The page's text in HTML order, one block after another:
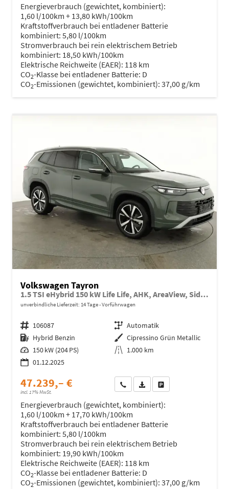
Energieverbrauch (gewichtet, kombiniert):
1,60 l/100km + 13,80 kWh/100km
Kraftstoffverbrauch bei entladener Batterie
kombiniert: 5,80 l/100km
Stromverbrauch bei rein elektrischem Betrieb
kombiniert: 18,50 kWh/100km
Elektrische Reichweite (EAER): 118 km
CO2-Klasse bei entladener Batterie: D
CO2-Emissionen (gewichtet, kombiniert): 37,00 g/km
Volkswagen Tayron
1.5 TSI eHybrid 150 kW Life Life, AHK, AreaView, Side, Navi, Winter, 5-J. Garantie
unverbindliche Lieferzeit: 14 Tage Vorführwagen
Fahrzeugnr. 106087 Getriebe Automatik
Kraftstoff Hybrid Benzin Außenfarbe Cipressino Grün Metallic
Leistung 150 kW (204 PS) Kilometerstand 1.000 km
01.12.2025
47.239,– €
incl. 17% MwSt.
Wir rufen Sie anFahrzeugexposé (PDF)
Energieverbrauch (gewichtet, kombiniert):
1,60 l/100km + 17,70 kWh/100km
Kraftstoffverbrauch bei entladener Batterie
kombiniert: 5,80 l/100km
Stromverbrauch bei rein elektrischem Betrieb
kombiniert: 19,90 kWh/100km
Elektrische Reichweite (EAER): 118 km
CO2-Klasse bei entladener Batterie: D
CO2-Emissionen (gewichtet, kombiniert): 37,00 g/km